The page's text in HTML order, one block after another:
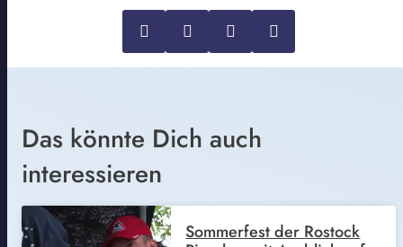
Das könnte Dich auch
interessieren
Sommerfest der Rostock